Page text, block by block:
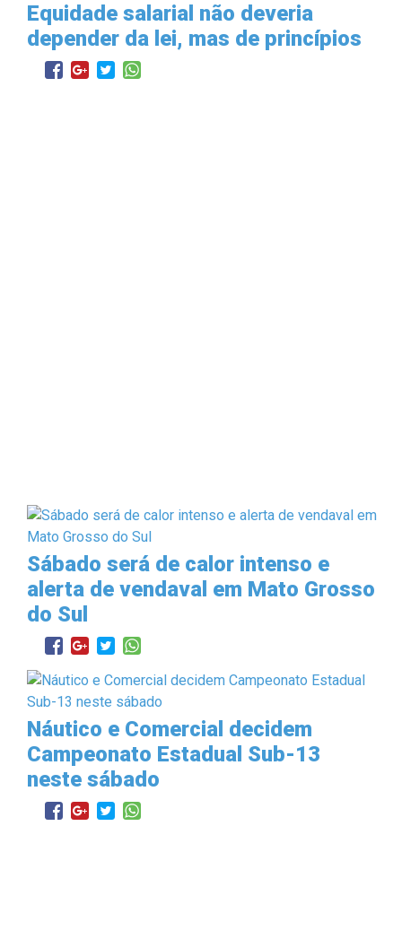
Equidade salarial não deveria
depender da lei, mas de princípios
Sábado será de calor intenso e
alerta de vendaval em Mato Grosso
do Sul
Náutico e Comercial decidem
Campeonato Estadual Sub-13
neste sábado